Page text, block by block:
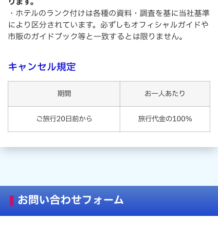
・ホテルのランク付けは各種の資料・調査を基に当社基準
により区分されています。必ずしもオフィシャルガイドや
市販のガイドブック等と一致するとは限りません。
キャンセル規定
期間 お一人あたり
ご旅行20日前から 旅行代金の100%
お問い合わせフォーム